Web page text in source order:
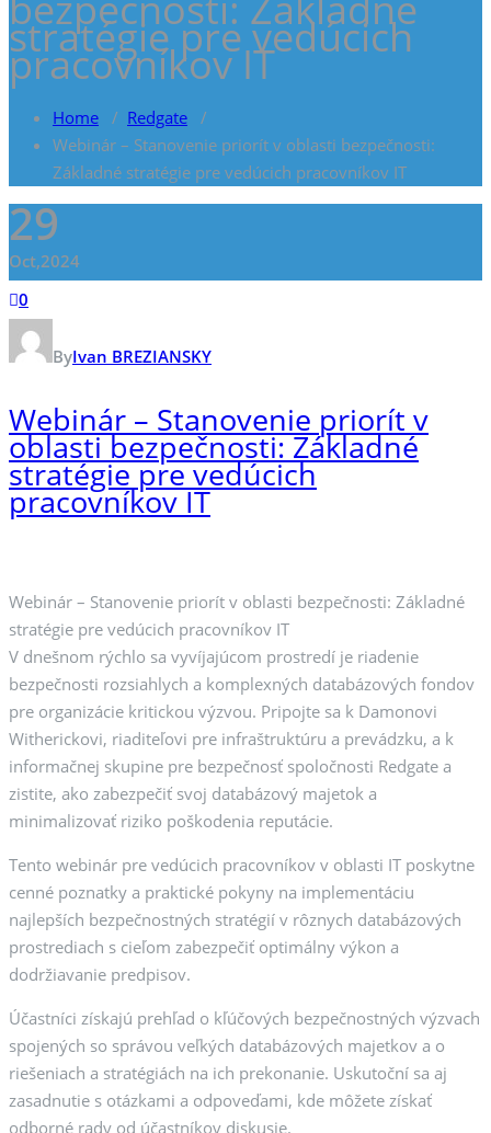
stratégie pre vedúcich
pracovníkov IT
Home / Redgate /
Webinár – Stanovenie priorít v oblasti bezpečnosti:
Základné stratégie pre vedúcich pracovníkov IT
29
Oct,2024
0
ByIvan BREZIANSKY
Webinár – Stanovenie priorít v
oblasti bezpečnosti: Základné
stratégie pre vedúcich
pracovníkov IT
Webinár – Stanovenie priorít v oblasti bezpečnosti: Základné
stratégie pre vedúcich pracovníkov IT
V dnešnom rýchlo sa vyvíjajúcom prostredí je riadenie
bezpečnosti rozsiahlych a komplexných databázových fondov
pre organizácie kritickou výzvou. Pripojte sa k Damonovi
Witherickovi, riaditeľovi pre infraštruktúru a prevádzku, a k
informačnej skupine pre bezpečnosť spoločnosti Redgate a
zistite, ako zabezpečiť svoj databázový majetok a
minimalizovať riziko poškodenia reputácie.
Tento webinár pre vedúcich pracovníkov v oblasti IT poskytne
cenné poznatky a praktické pokyny na implementáciu
najlepších bezpečnostných stratégií v rôznych databázových
prostrediach s cieľom zabezpečiť optimálny výkon a
dodržiavanie predpisov.
Účastníci získajú prehľad o kľúčových bezpečnostných výzvach
spojených so správou veľkých databázových majetkov a o
riešeniach a stratégiách na ich prekonanie. Uskutoční sa aj
zasadnutie s otázkami a odpoveďami, kde môžete získať
odborné rady od účastníkov diskusie.